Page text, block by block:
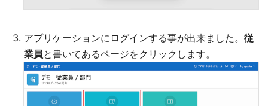
アプリケーションにログインする事が出来ました。 従
業員と書いてあるページをクリックします。